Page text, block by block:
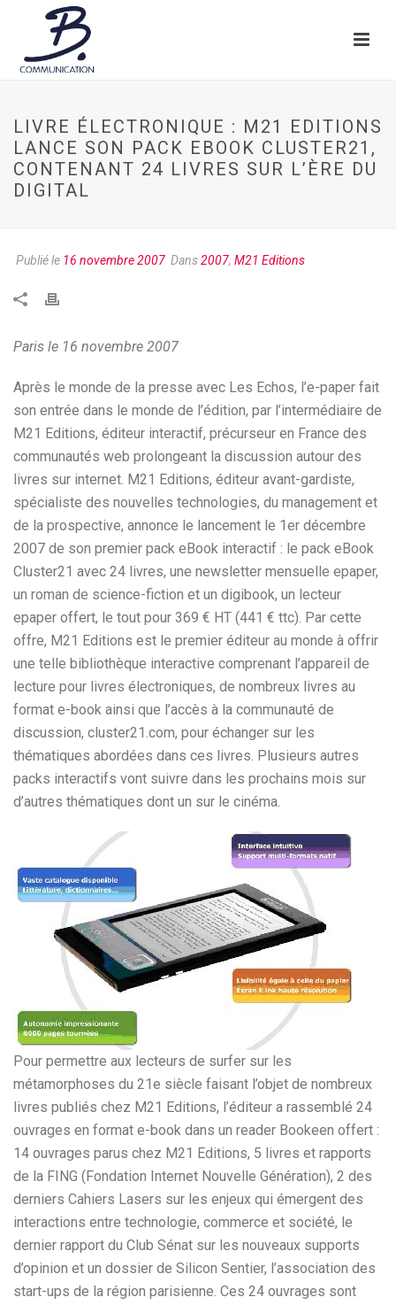
LIVRE ÉLECTRONIQUE : M21 EDITIONS
LANCE SON PACK EBOOK CLUSTER21,
CONTENANT 24 LIVRES SUR L’ÈRE DU
DIGITAL
Publié le 16 novembre 2007 Dans2007, M21 Editions
Paris le 16 novembre 2007
Après le monde de la presse avec Les Echos, l’e-paper fait
son entrée dans le monde de l’édition, par l’intermédiaire de
M21 Editions, éditeur interactif, précurseur en France des
communautés web prolongeant la discussion autour des
livres sur internet. M21 Editions, éditeur avant-gardiste,
spécialiste des nouvelles technologies, du management et
de la prospective, annonce le lancement le 1er décembre
2007 de son premier pack eBook interactif : le pack eBook
Cluster21 avec 24 livres, une newsletter mensuelle epaper,
un roman de science-fiction et un digibook, un lecteur
epaper offert, le tout pour 369 € HT (441 € ttc). Par cette
offre, M21 Editions est le premier éditeur au monde à offrir
une telle bibliothèque interactive comprenant l’appareil de
lecture pour livres électroniques, de nombreux livres au
format e-book ainsi que l’accès à la communauté de
discussion, cluster21.com, pour échanger sur les
thématiques abordées dans ces livres. Plusieurs autres
packs interactifs vont suivre dans les prochains mois sur
d’autres thématiques dont un sur le cinéma.
Pour permettre aux lecteurs de surfer sur les
métamorphoses du 21e siècle faisant l’objet de nombreux
livres publiés chez M21 Editions, l’éditeur a rassemblé 24
ouvrages en format e-book dans un reader Bookeen offert :
14 ouvrages parus chez M21 Editions, 5 livres et rapports
de la FING (Fondation Internet Nouvelle Génération), 2 des
derniers Cahiers Lasers sur les enjeux qui émergent des
interactions entre technologie, commerce et société, le
dernier rapport du Club Sénat sur les nouveaux supports
d’opinion et un dossier de Silicon Sentier, l’association des
start-ups de la région parisienne. Ces 24 ouvrages sont